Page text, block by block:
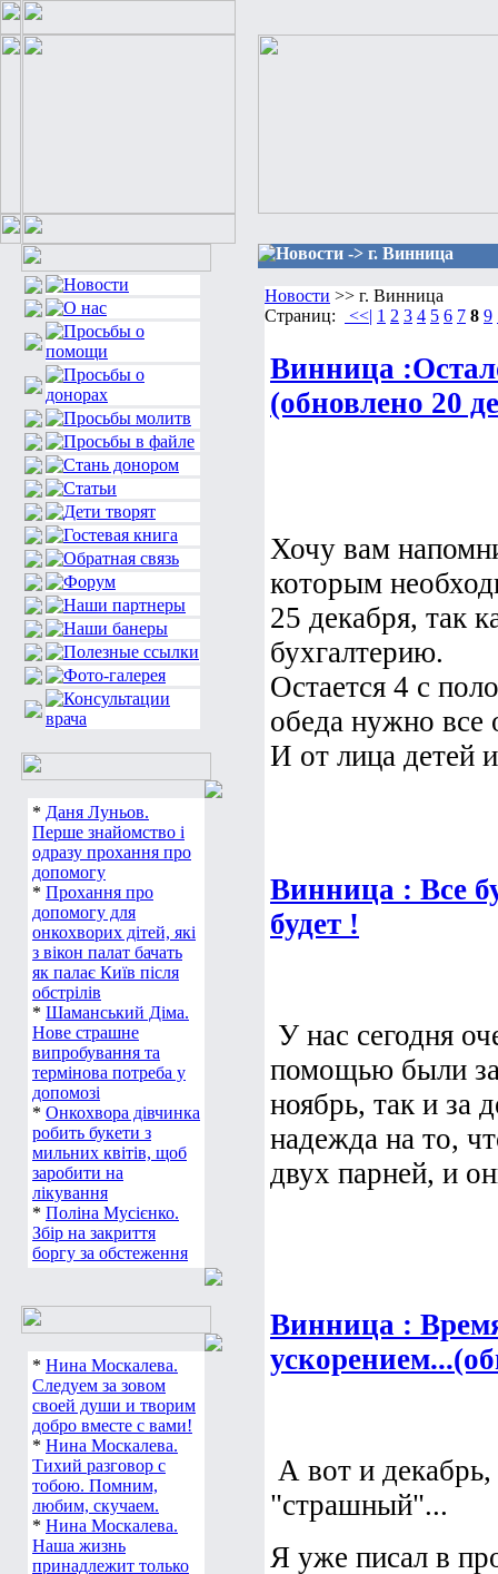
* Даня Луньов.
Перше знайомство і
одразу прохання про
допомогу
* Прохання про
допомогу для
онкохворих дітей, які
з вікон палат бачать
як палає Київ після
обстрілів
* Шаманський Діма.
Нове страшне
випробування та
термінова потреба у
допомозі
* Онкохвора дівчинка
робить букети з
мильних квітів, щоб
заробити на
лікування
* Поліна Мусієнко.
Збір на закриття
боргу за обстеження
* Нина Москалева.
Следуем за зовом
своей души и творим
добро вместе с вами!
* Нина Москалева.
Тихий разговор с
тобою. Помним,
любим, скучаем.
* Нина Москалева.
Наша жизнь
принадлежит только
Новости -> г. Винница
Новости >> г. Винница
Страниц:
<<| 1 2 3 4 5 6 7 8 9
Винница
(обновлено 20
Хочу вам
которым
25 декабря, так
бухгалтерию.
Остается 4 с
обеда нужно все
И от лица детей
Винница : Все
будет !
У нас сегодня
помощью были
ноябрь, так и за
надежда на то,
двух парней, и
Винница :
А вот и
"страшный"...
Я уже писал в